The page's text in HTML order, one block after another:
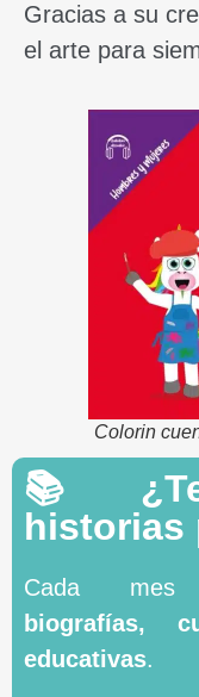
Gracias a su
el arte para
Colorin
📚
historias
Cada mes
biografías,
educativas.